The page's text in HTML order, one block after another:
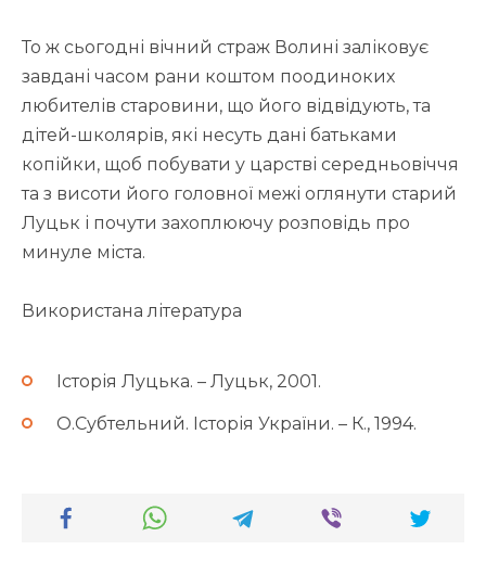
То ж сьогодні вічний страж Волині заліковує
завдані часом рани коштом поодиноких
любителів старовини, що його відвідують, та
дітей-школярів, які несуть дані батьками
копійки, щоб побувати у царстві середньовіччя
та з висоти його головної межі оглянути старий
Луцьк і почути захоплюючу розповідь про
минуле міста.
Використана література
Історія Луцька. – Луцьк, 2001.
О.Субтельний. Історія України. – К., 1994.